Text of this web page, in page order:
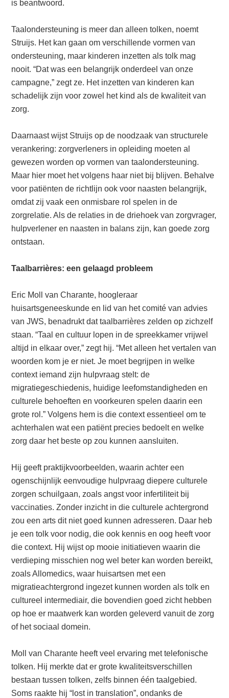
is beantwoord.
Taalondersteuning is meer dan alleen tolken, noemt
Struijs. Het kan gaan om verschillende vormen van
ondersteuning, maar kinderen inzetten als tolk mag
nooit. “Dat was een belangrijk onderdeel van onze
campagne,” zegt ze. Het inzetten van kinderen kan
schadelijk zijn voor zowel het kind als de kwaliteit van
zorg.
Daarnaast wijst Struijs op de noodzaak van structurele
verankering: zorgverleners in opleiding moeten al
gewezen worden op vormen van taalondersteuning.
Maar hier moet het volgens haar niet bij blijven. Behalve
voor patiënten de richtlijn ook voor naasten belangrijk,
omdat zij vaak een onmisbare rol spelen in de
zorgrelatie. Als de relaties in de driehoek van zorgvrager,
hulpverlener en naasten in balans zijn, kan goede zorg
ontstaan.
Taalbarrières: een gelaagd probleem
Eric Moll van Charante, hoogleraar
huisartsgeneeskunde en lid van het comité van advies
van JWS, benadrukt dat taalbarrières zelden op zichzelf
staan. “Taal en cultuur lopen in de spreekkamer vrijwel
altijd in elkaar over,” zegt hij. “Met alleen het vertalen van
woorden kom je er niet. Je moet begrijpen in welke
context iemand zijn hulpvraag stelt: de
migratiegeschiedenis, huidige leefomstandigheden en
culturele behoeften en voorkeuren spelen daarin een
grote rol.” Volgens hem is die context essentieel om te
achterhalen wat een patiënt precies bedoelt en welke
zorg daar het beste op zou kunnen aansluiten.
Hij geeft praktijkvoorbeelden, waarin achter een
ogenschijnlijk eenvoudige hulpvraag diepere culturele
zorgen schuilgaan, zoals angst voor infertiliteit bij
vaccinaties. Zonder inzicht in die culturele achtergrond
zou een arts dit niet goed kunnen adresseren. Daar heb
je een tolk voor nodig, die ook kennis en oog heeft voor
die context. Hij wijst op mooie initiatieven waarin die
verdieping misschien nog wel beter kan worden bereikt,
zoals Allomedics, waar huisartsen met een
migratieachtergrond ingezet kunnen worden als tolk en
cultureel intermediair, die bovendien goed zicht hebben
op hoe er maatwerk kan worden geleverd vanuit de zorg
of het sociaal domein.
Moll van Charante heeft veel ervaring met telefonische
tolken. Hij merkte dat er grote kwaliteitsverschillen
bestaan tussen tolken, zelfs binnen één taalgebied.
Soms raakte hij “lost in translation”, ondanks de